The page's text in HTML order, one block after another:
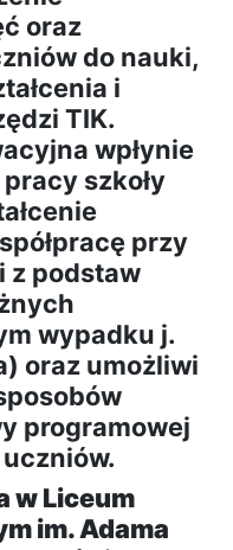
oraz
do nauki,
i
TIK.
wpłynie
szkoły
przy
z podstaw
wypadku j.
oraz umożliwi
programowej
w Liceum
im. Adama